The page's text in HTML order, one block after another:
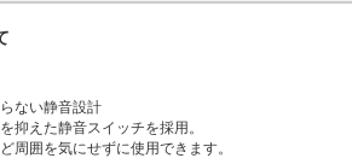
ない静音設計
抑えた静音スイッチを採用。
周囲を気にせずに使用できます。